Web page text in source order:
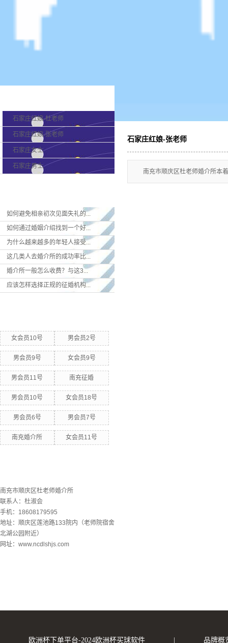
石家庄红娘-杜老师
石家庄红娘-张老师
石家庄女士
石家庄男士
如何避免相亲初次见面失礼的...
如何通过婚姻介绍找到一个好...
为什么越来越多的年轻人接受...
这几类人去婚介所的成功率比...
婚介所一般怎么收费？与这3...
应该怎样选择正规的征婚机构...
女会员10号 男会员2号
男会员9号 女会员9号
男会员11号 南充征婚
男会员10号 女会员18号
男会员6号 男会员7号
南充婚介所 女会员11号
南充市顺庆区杜老师婚介所
联系人：杜淑会
手机：18608179595
地址：顺庆区莲池路133院内（老师院宿舍
北湖公园附近）
网址：www.ncdlshjs.com
石家庄红娘-张老师
南充市顺庆区杜老师婚介所本
欧洲杯下单平台-2024欧洲杯买球软件 品牌概